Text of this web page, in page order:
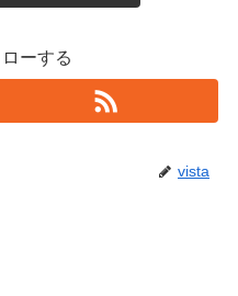
ーする
vista